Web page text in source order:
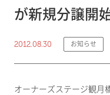
が新規分譲開
2012.08.30 お知らせ
オーナーズステージ観月